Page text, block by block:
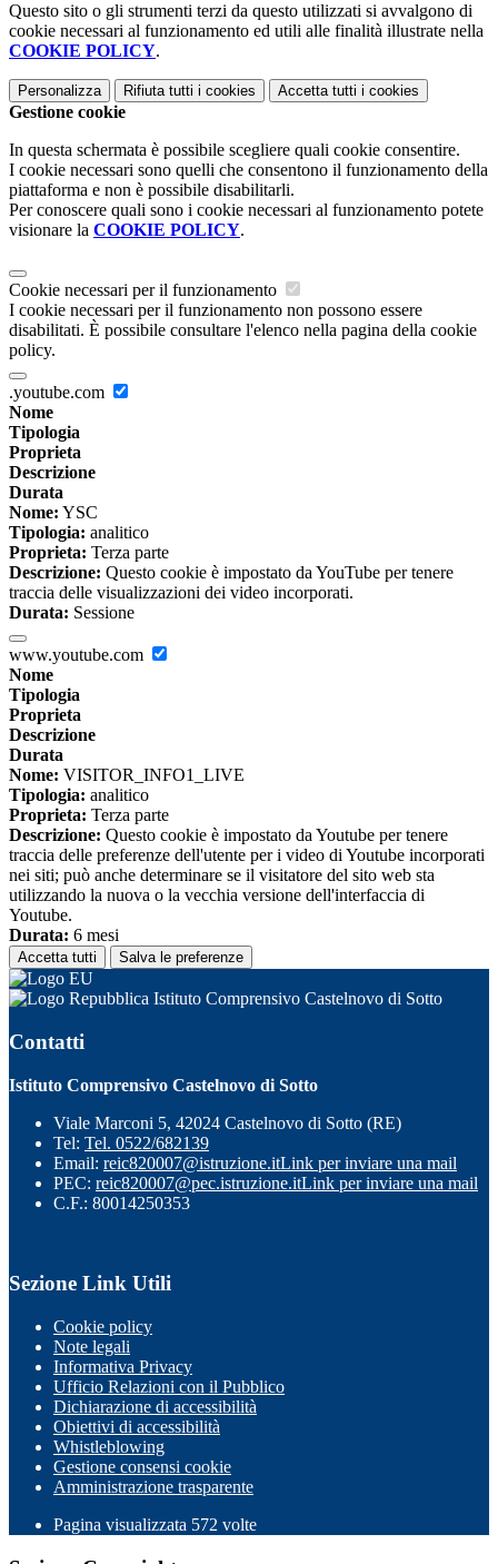
Questo sito o gli strumenti terzi da questo utilizzati si avvalgono di
cookie necessari al funzionamento ed utili alle finalità illustrate nella
COOKIE POLICY.
Personalizza Rifiuta tutti i cookies Accetta tutti i cookies
Gestione cookie
In questa schermata è possibile scegliere quali cookie consentire.
I cookie necessari sono quelli che consentono il funzionamento della
piattaforma e non è possibile disabilitarli.
Per conoscere quali sono i cookie necessari al funzionamento potete
visionare la COOKIE POLICY.
Cookie necessari per il funzionamento
I cookie necessari per il funzionamento non possono essere
disabilitati. È possibile consultare l'elenco nella pagina della cookie
policy.
.youtube.com
Nome
Tipologia
Proprieta
Descrizione
Durata
Nome: YSC
Tipologia: analitico
Proprieta: Terza parte
Descrizione: Questo cookie è impostato da YouTube per tenere
traccia delle visualizzazioni dei video incorporati.
Durata: Sessione
www.youtube.com
Nome
Tipologia
Proprieta
Descrizione
Durata
Nome: VISITOR_INFO1_LIVE
Tipologia: analitico
Proprieta: Terza parte
Descrizione: Questo cookie è impostato da Youtube per tenere
traccia delle preferenze dell'utente per i video di Youtube incorporati
nei siti; può anche determinare se il visitatore del sito web sta
utilizzando la nuova o la vecchia versione dell'interfaccia di
Youtube.
Durata: 6 mesi
Accetta tutti Salva le preferenze
Istituto Comprensivo Castelnovo di Sotto
Contatti
Istituto Comprensivo Castelnovo di Sotto
Viale Marconi 5, 42024 Castelnovo di Sotto (RE)
Tel: Tel. 0522/682139
Email: reic820007@istruzione.itLink per inviare una mail
PEC: reic820007@pec.istruzione.itLink per inviare una mail
C.F.: 80014250353
Sezione Link Utili
Cookie policy
Note legali
Informativa Privacy
Ufficio Relazioni con il Pubblico
Dichiarazione di accessibilità
Obiettivi di accessibilità
Whistleblowing
Gestione consensi cookie
Amministrazione trasparente
Pagina visualizzata 572 volte